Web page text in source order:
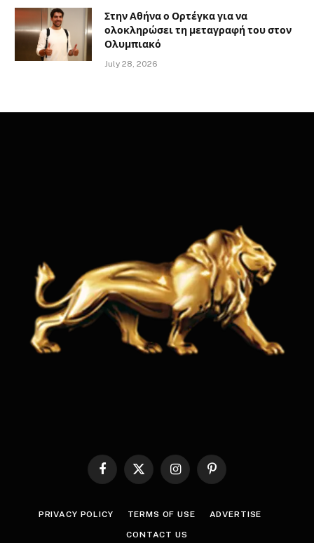
Στην Αθήνα ο Ορτέγκα για να
ολοκληρώσει τη μεταγραφή του στον
Ολυμπιακό
July 28, 2026
Facebook
X
InstagramPinterest
PRIVACY POLICY TERMS OF USE ADVERTISE
CONTACT US